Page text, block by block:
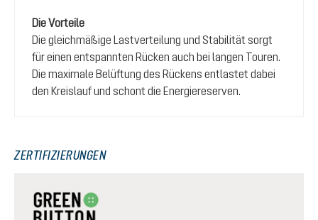
Die Vorteile
Die gleichmäßige Lastverteilung und Stabilität sorgt
für einen entspannten Rücken auch bei langen Touren.
Die maximale Belüftung des Rückens entlastet dabei
den Kreislauf und schont die Energiereserven.
ZERTIFIZIERUNGEN